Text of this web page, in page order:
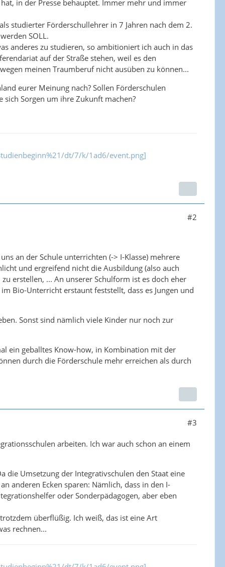
in der Presse behauptet. Immer mehr und immer
studierter Förderschullehrer in 7 Jahren nach dem 2.
SOLL.
anderes zu studieren, so ambitioniert ich auch in das
auf der Straße stehen, weil es den
meinen Traumberuf nicht ausüben zu können...
eurer Meinung nach? Sollen Förderschulen
sich Sorgen um ihre Zukunft machen?
dt/7/k/1ad6/event.png]
#2
an der Schule unterrichten (-> I-Klasse) mehrere
und ergreifend nicht die Ausbildung (also auch
erstellen, ... An unserer Schulform ist es doch eher
Bio-Unterricht erstaunt feststellt, dass es Jungen und
Sonst sind nämlich viele Kinder nur noch zur
ein geballtes Know-how, in Kombination mit der
durch die Förderschule mehr erreichen als durch
#3
arbeiten. Ich war auch schon an einem
die Umsetzung der Integrativschulen den Staat eine
anderen Ecken sparen: Nämlich, dass in den I-
oder Sonderpädagogen, aber eben
überflüßig. Ich weiß, das ist eine Art
rechnen...